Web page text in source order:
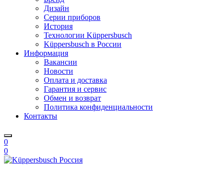
Дизайн
Серии приборов
История
Технологии Küppersbusch
Küppersbusch в России
Информация
Вакансии
Новости
Оплата и доставка
Гарантия и сервис
Обмен и возврат
Политика конфиденциальности
Контакты
0
0